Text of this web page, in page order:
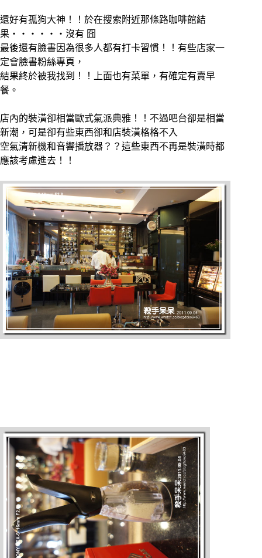
還好有孤狗大神！！於在搜索附近那條路咖啡館結
果‧‧‧‧‧‧沒有 囧
最後還有臉書因為很多人都有打卡習慣！！有些店家一
定會臉書粉絲專頁，
結果終於被我找到！！上面也有菜單，有確定有賣早
餐。
店內的裝潢卻相當歐式氣派典雅！！不過吧台卻是相當
新潮，可是卻有些東西卻和店裝潢格格不入
空氣清新機和音響播放器？？這些東西不再是裝潢時都
應該考慮進去！！